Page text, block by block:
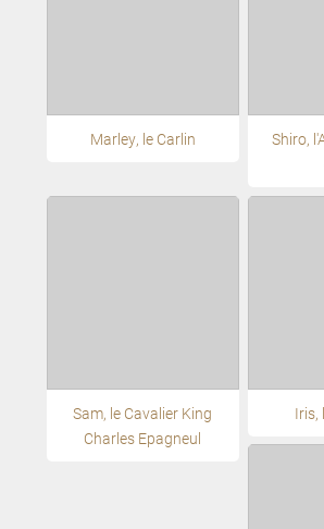
Marley, le Carlin
Shiro,
Sam, le Cavalier King
Charles Epagneul
Iris,